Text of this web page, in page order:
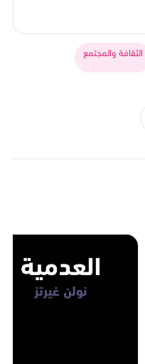
الثقافة والمجتمع